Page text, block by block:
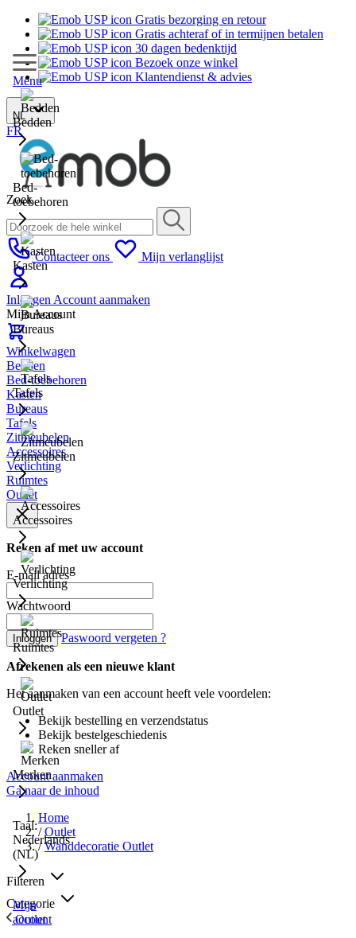
Gratis bezorging en retour
Gratis achteraf of in termijnen betalen
30 dagen bedenktijd
Bezoek onze winkel
Klantendienst & advies
NL
FR
Zoek
Contacteer ons Mijn verlanglijst
Inloggen Account aanmaken
Mijn Account
Winkelwagen
Menu
Bedden
Bed-
toebehoren
Kasten
Bureaus
Tafels
Zitmeubelen
Accessoires
Verlichting
Ruimtes
Outlet
Merken
Taal:
Nederlands
(NL)
Mijn
account
Bedden
Bed-toebehoren
Kasten
Bureaus
Tafels
Zitmeubelen
Accessoires
Verlichting
Ruimtes
Outlet
Reken af met uw account
E-mail adres
Wachtwoord
Inloggen Paswoord vergeten ?
Afrekenen als een nieuwe klant
Het aanmaken van een account heeft vele voordelen:
Bekijk bestelling en verzendstatus
Bekijk bestelgeschiedenis
Reken sneller af
Account aanmaken
Ga naar de inhoud
Home
/ Outlet
/ Wanddecoratie Outlet
Filteren
Categorie
Outlet